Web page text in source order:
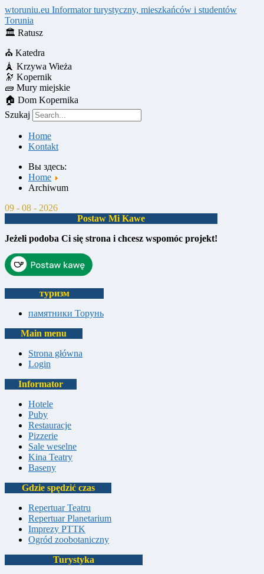
wtoruniu.eu Informator turystyczny, mieszkańców i studentów
Torunia
🏛 Ratusz
⛪ Katedra
🗼 Krzywa Wieża
🔭 Kopernik
🧱 Mury miejskie
🏠 Dom Kopernika
Szukaj
Home
Kontakt
Вы здесь:
Home
Archiwum
09 - 08 - 2026
Postaw Mi Kawe
Jeżeli podoba Ci się strona i chcesz wspomóc projekt!
туризм
памятники Торунь
Main menu
Strona główna
Login
Informator
Hotele
Puby
Restauracje
Pizzerie
Sale weselne
Kina Teatry
Baseny
Gdzie spędzić czas
Repertuar Teatru
Repertuar Planetarium
Imprezy PTTK
Ogród zoobotaniczny
Turystyka